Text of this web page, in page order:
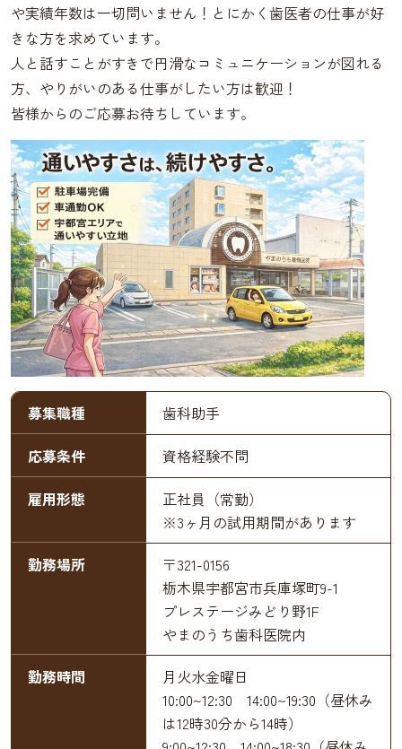
や実績年数は一切問いません！とにかく歯医者の仕事が好
きな方を求めています。
人と話すことがすきで円滑なコミュニケーションが図れる
方、やりがいのある仕事がしたい方は歓迎！
皆様からのご応募お待ちしています。
募集職種
歯科助手
応募条件
資格経験不問
雇用形態
正社員（常勤）
※3ヶ月の試用期間があります
勤務場所
〒321-0156
栃木県宇都宮市兵庫塚町9-1
プレステージみどり野1F
やまのうち歯科医院内
勤務時間
月火水金曜日
10:00~12:30 14:00~19:30（昼休み
は12時30分から14時）